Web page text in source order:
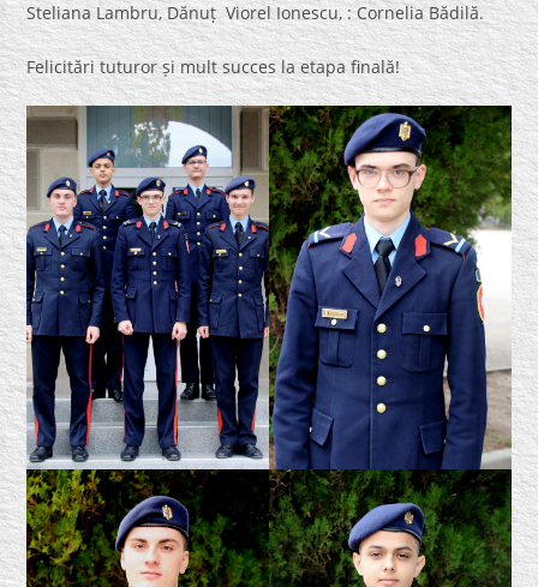
Steliana Lambru, Dănuț Viorel Ionescu, : Cornelia Bădilă.
Felicitări tuturor și mult succes la etapa finală!